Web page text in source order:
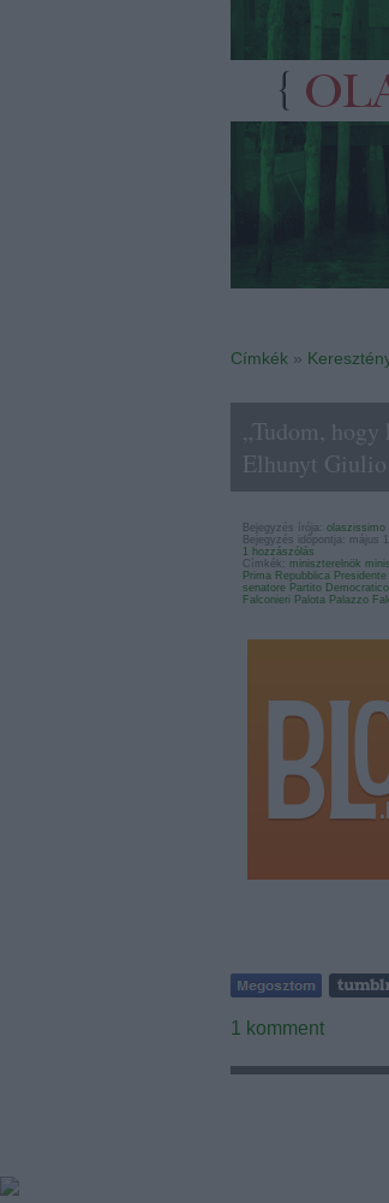
Címkék »
„Tudom,
Elhunyt
Bejegyzés írója: olaszissimo
Bejegyzés időpontja: május
1 hozzászólás
Címkék: miniszterelnök
Prima Repubblica
senatore Partito Democratico
Falconieri Palota Palazzo
1 komment